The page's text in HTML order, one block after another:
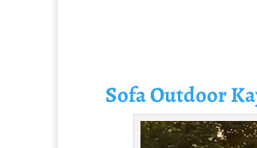
Sofa Outdoor